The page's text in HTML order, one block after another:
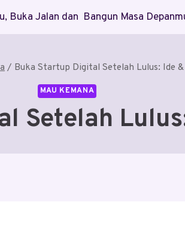
Buka Jalan dan Bangun Masa
/ Buka Startup Digital Setelah Lulus: Ide &
MAU KEMANA
Setelah